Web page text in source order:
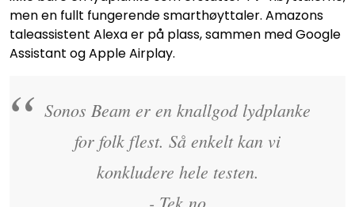
men en fullt fungerende smarthøyttaler. Amazons
taleassistent Alexa er på plass, sammen med Google
Assistant og Apple Airplay.
Sonos Beam er en knallgod lydplanke
for folk flest. Så enkelt kan vi
konkludere hele testen.
- Tek.no